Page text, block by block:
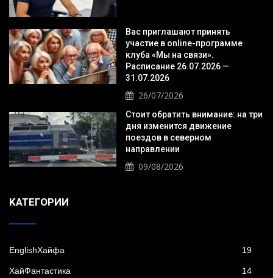
Вас приглашают принять
участие в online-программе
клуба «Мы на связи».
Расписание 26.07.2026 —
31.07.2026
26/07/2026
Стоит обратить внимание: на три
дня изменится движение
поездов в северном
направлении
09/08/2026
KАТЕГОРИИ
EnglishХайфа 19
XайФантастика 14